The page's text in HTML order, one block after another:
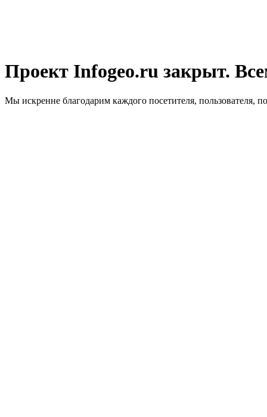
Проект Infogeo.ru закрыт.
Мы искренне благодарим каждого посетителя, пользователя,